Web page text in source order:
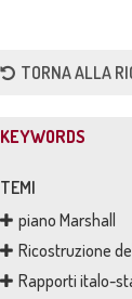
TORNA ALLA
KEYWORDS
TEMI
piano Marshall
Ricostruzione
Rapporti italo-